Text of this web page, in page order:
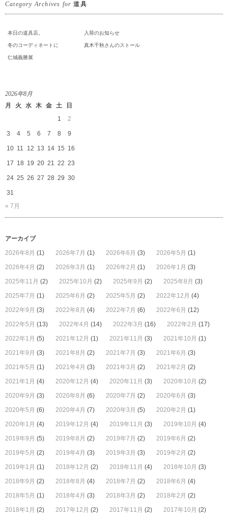
Category Archives for道具
本日の道具店。 入荷のお知らせ
冬のコーディネートに 真木千秋さんのストール
仁城義勝展
2026年8月
月
火 水 木 金 土
日
1
2
3 4 5 6 7 8 9
10 11 12 13 14 15 16
17 18 19 20 21 22 23
24 25 26 27 28 29 30
31
« 7月
アーカイブ
2026年8月 (1) 2026年7月 (1) 2026年6月 (3) 2026年5月 (1)
2026年4月 (2) 2026年3月 (1) 2026年2月 (1) 2026年1月 (3)
2025年11月 (2) 2025年10月 (2) 2025年9月 (2) 2025年8月 (3)
2025年7月 (1) 2025年6月 (2) 2025年5月 (2) 2022年12月 (4)
2022年9月 (3) 2022年8月 (4) 2022年7月 (6) 2022年6月 (12)
2022年5月 (13) 2022年4月 (14) 2022年3月 (16) 2022年2月 (17)
2022年1月 (5) 2021年12月 (1) 2021年11月 (3) 2021年10月 (1)
2021年9月 (3) 2021年8月 (2) 2021年7月 (3) 2021年6月 (3)
2021年5月 (1) 2021年4月 (3) 2021年3月 (2) 2021年2月 (2)
2021年1月 (4) 2020年12月 (4) 2020年11月 (3) 2020年10月 (2)
2020年9月 (3) 2020年8月 (6) 2020年7月 (2) 2020年6月 (3)
2020年5月 (6) 2020年4月 (7) 2020年3月 (5) 2020年2月 (1)
2020年1月 (4) 2019年12月 (4) 2019年11月 (3) 2019年10月 (4)
2019年9月 (5) 2019年8月 (2) 2019年7月 (2) 2019年6月 (2)
2019年5月 (2) 2019年4月 (3) 2019年3月 (3) 2019年2月 (2)
2019年1月 (1) 2018年12月 (2) 2018年11月 (4) 2018年10月 (3)
2018年9月 (2) 2018年8月 (4) 2018年7月 (2) 2018年6月 (4)
2018年5月 (1) 2018年4月 (3) 2018年3月 (2) 2018年2月 (2)
2018年1月 (2) 2017年12月 (2) 2017年11月 (2) 2017年10月 (2)